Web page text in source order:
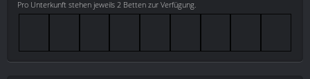
Pro Unterkunft stehen jeweils 2 Betten zur Verfügung.